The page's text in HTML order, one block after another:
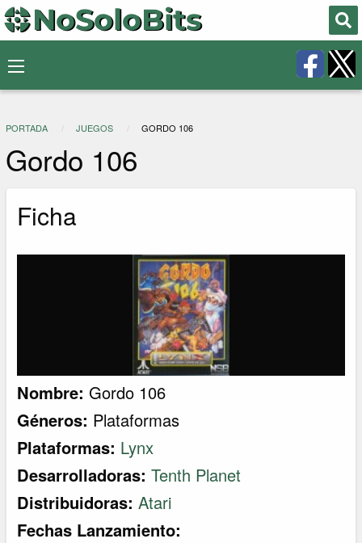
PORTADA JUEGOS GORDO 106
Gordo 106
Ficha
Nombre: Gordo 106
Géneros: Plataformas
Plataformas: Lynx
Desarrolladoras: Tenth Planet
Distribuidoras: Atari
Fechas Lanzamiento: